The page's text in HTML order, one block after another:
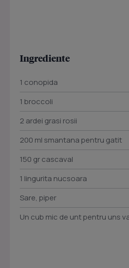
Ingrediente
1 conopida
1 broccoli
2 ardei grasi rosii
200 ml smantana pentru gatit
150 gr cascaval
1 lingurita nucsoara
Sare, piper
Un cub mic de unt pentru uns